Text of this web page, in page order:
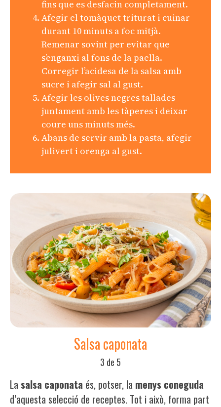
fins que es desfacin completament.
Afegir el tomàquet triturat i cuinar
durant 10 minuts a foc mitjà.
Remenar sovint per evitar que
s’enganxi al fons de la paella.
Corregir l’acidesa de la salsa amb
sucre i afegir sal al gust.
Afegir les olives negres tallades
juntament amb les tàperes i deixar
coure uns minuts més.
Abans de servir amb la pasta, afegir
julivert i orenga al gust.
Salsa caponata
3 de 5
La salsa caponata és, potser, la menys coneguda
d’aquesta selecció de receptes. Tot i això, forma part